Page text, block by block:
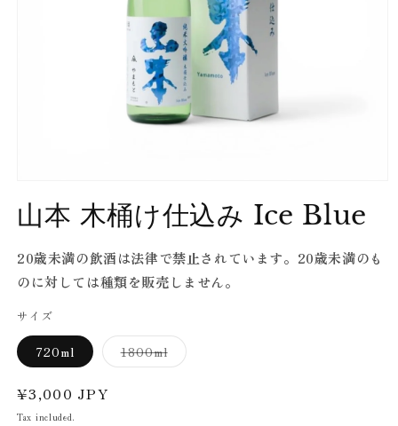
media
1
in
山本 木桶け仕込み Ice Blue
20歳未満の飲酒は法律で禁止されています。20歳未満のも
のに対しては種類を販売しません。
サイズ
720ml 1800mlVariant
sold
Regular
price
¥3,000 JPY
Tax included.